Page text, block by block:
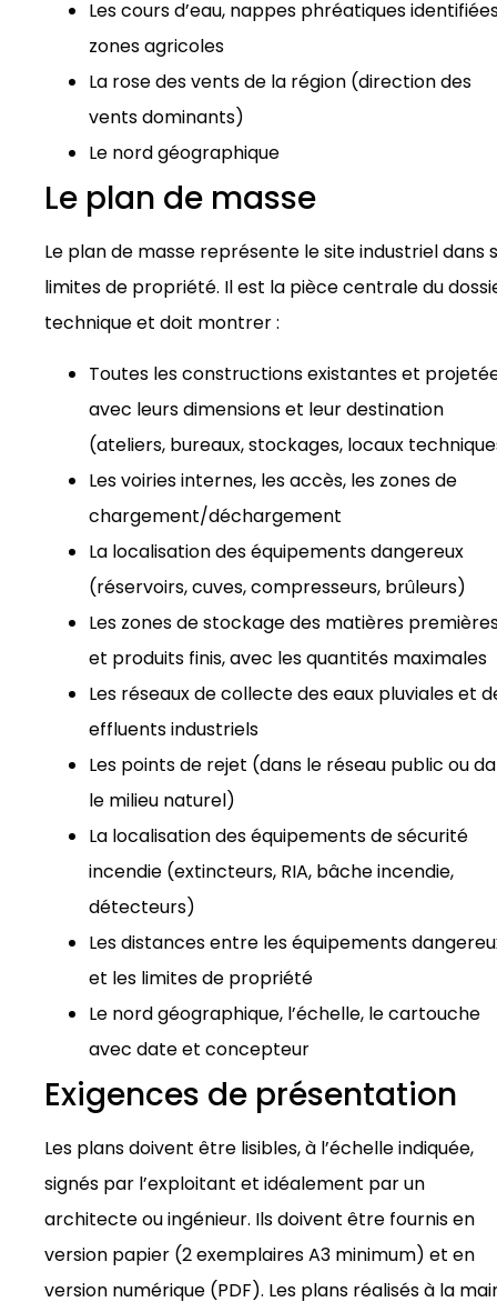
Les cours d’eau, nappes phréatiques
zones agricoles
La rose des vents de la région (direction des
vents dominants)
Le nord géographique
Le plan de masse
Le plan de masse représente le site industriel dans
limites de propriété. Il est la pièce centrale du
technique et doit montrer :
Toutes les constructions existantes et
avec leurs dimensions et leur destination
(ateliers, bureaux, stockages, locaux
Les voiries internes, les accès, les zones de
chargement/déchargement
La localisation des équipements dangereux
(réservoirs, cuves, compresseurs, brûleurs)
Les zones de stockage des matières
et produits finis, avec les quantités maximales
Les réseaux de collecte des eaux pluviales et
effluents industriels
Les points de rejet (dans le réseau public ou
le milieu naturel)
La localisation des équipements de sécurité
incendie (extincteurs, RIA, bâche incendie,
détecteurs)
Les distances entre les équipements
et les limites de propriété
Le nord géographique, l’échelle, le cartouche
avec date et concepteur
Exigences de présentation
Les plans doivent être lisibles, à l’échelle indiquée,
signés par l’exploitant et idéalement par un
architecte ou ingénieur. Ils doivent être fournis en
version papier (2 exemplaires A3 minimum) et en
version numérique (PDF). Les plans réalisés à la